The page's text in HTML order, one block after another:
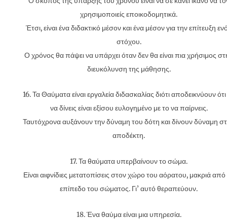
χρησιμοποιείς εποικοδομητικά.
Έτσι, είναι ένα διδακτικό μέσον και ένα μέσον για την επίτευξη
στόχου.
Ο χρόνος θα πάψει να υπάρχει όταν δεν θα είναι πια χρήσιμος
διευκόλυνση της μάθησης.
16. Τα Θαύματα είναι εργαλεία διδασκαλίας διότι αποδεικνύουν
να δίνεις είναι εξίσου ευλογημένο με το να παίρνεις.
Ταυτόχρονα αυξάνουν την δύναμη του δότη και δίνουν δύναμη
αποδέκτη.
17. Τα θαύματα υπερβαίνουν το σώμα.
Είναι αιφνίδιες μετατοπίσεις στον χώρο του αόρατου, μακριά από
επίπεδο του σώματος. Γι’ αυτό θεραπεύουν.
18. Ένα θαύμα είναι μια υπηρεσία.